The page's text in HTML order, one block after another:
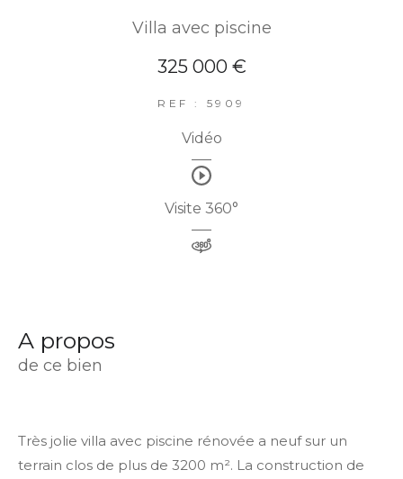
Villa avec piscine
325 000 €
REF : 5909
Vidéo
Visite 360°
a propos
de ce bien
Très jolie villa avec piscine rénovée a neuf sur un
terrain clos de plus de 3200 m². La construction de